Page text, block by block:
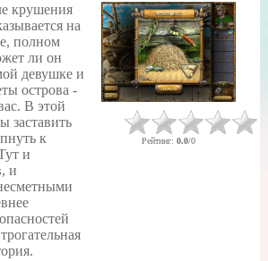
крушения
на
полном
ли он
девушке и
острова -
В этой
заставить
к
и
и
Рейтинг: 0.0/0